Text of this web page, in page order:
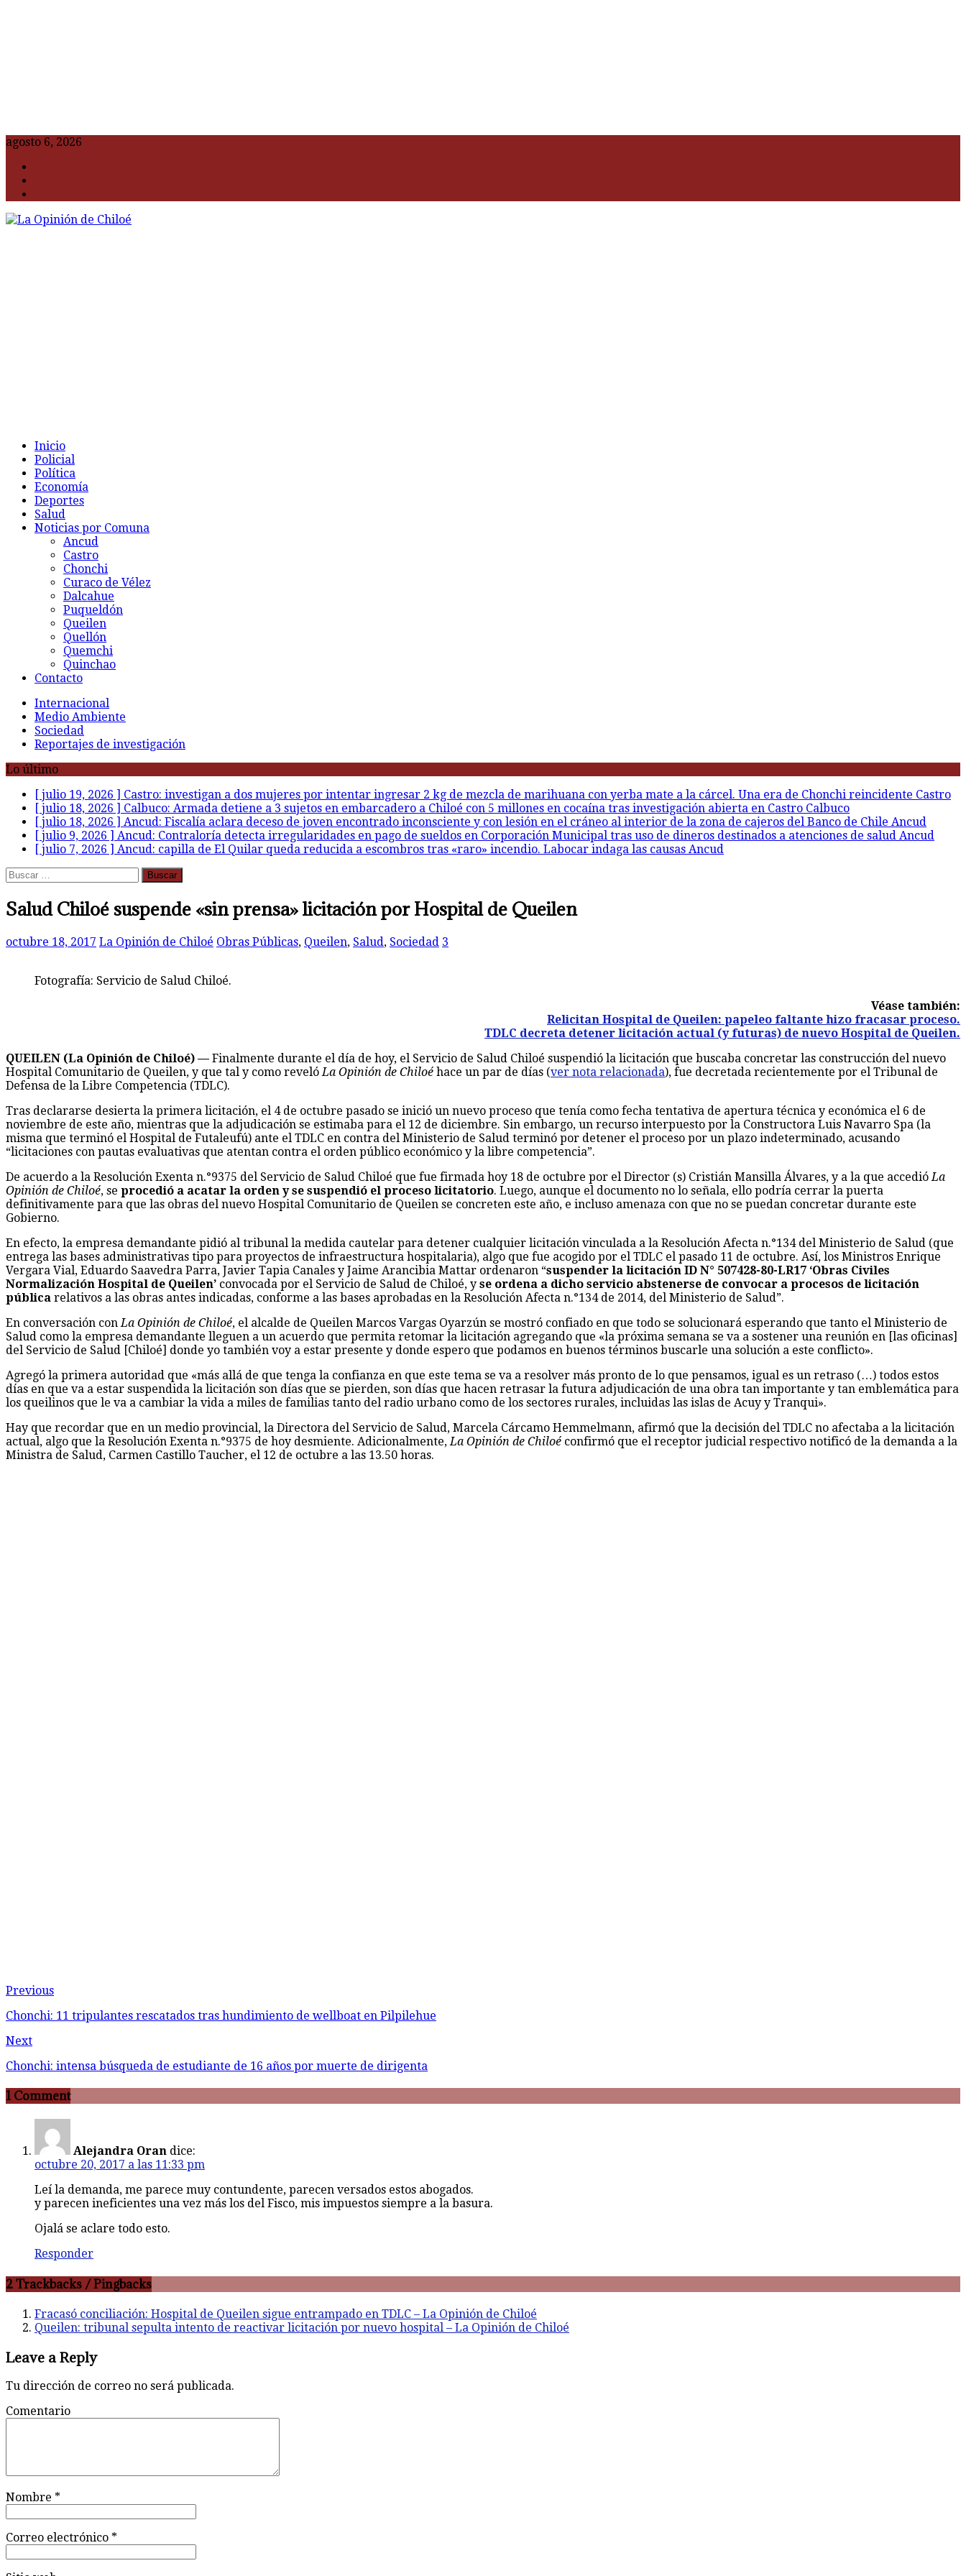
agosto 6, 2026
Inicio
Policial
Política
Economía
Deportes
Salud
Noticias por Comuna
Ancud
Castro
Chonchi
Curaco de Vélez
Dalcahue
Puqueldón
Queilen
Quellón
Quemchi
Quinchao
Contacto
Internacional
Medio Ambiente
Sociedad
Reportajes de investigación
Lo último
[ julio 19, 2026 ] Castro: investigan a dos mujeres por intentar ingresar 2 kg de mezcla de marihuana con yerba mate a la cárcel. Una era de Chonchi reincidente Castro
[ julio 18, 2026 ] Calbuco: Armada detiene a 3 sujetos en embarcadero a Chiloé con 5 millones en cocaína tras investigación abierta en Castro Calbuco
[ julio 18, 2026 ] Ancud: Fiscalía aclara deceso de joven encontrado inconsciente y con lesión en el cráneo al interior de la zona de cajeros del Banco de Chile Ancud
[ julio 9, 2026 ] Ancud: Contraloría detecta irregularidades en pago de sueldos en Corporación Municipal tras uso de dineros destinados a atenciones de salud Ancud
[ julio 7, 2026 ] Ancud: capilla de El Quilar queda reducida a escombros tras «raro» incendio. Labocar indaga las causas Ancud
Buscar:
Salud Chiloé suspende «sin prensa» licitación por Hospital de Queilen
octubre 18, 2017 La Opinión de Chiloé Obras Públicas, Queilen, Salud, Sociedad 3
Fotografía: Servicio de Salud Chiloé.
Véase también:
Relicitan Hospital de Queilen: papeleo faltante hizo fracasar proceso.
TDLC decreta detener licitación actual (y futuras) de nuevo Hospital de Queilen.
QUEILEN (La Opinión de Chiloé) — Finalmente durante el día de hoy, el Servicio de Salud Chiloé suspendió la licitación que buscaba concretar las construcción del nuevo
Hospital Comunitario de Queilen, y que tal y como revelóLa Opinión de Chiloé hace un par de días (ver nota relacionada), fue decretada recientemente por el Tribunal de
Defensa de la Libre Competencia (TDLC).
Tras declararse desierta la primera licitación, el 4 de octubre pasado se inició un nuevo proceso que tenía como fecha tentativa de apertura técnica y económica el 6 de
noviembre de este año, mientras que la adjudicación se estimaba para el 12 de diciembre. Sin embargo, un recurso interpuesto por la Constructora Luis Navarro Spa (la
misma que terminó el Hospital de Futaleufú) ante el TDLC en contra del Ministerio de Salud terminó por detener el proceso por un plazo indeterminado, acusando
“licitaciones con pautas evaluativas que atentan contra el orden público económico y la libre competencia”.
De acuerdo a la Resolución Exenta n.°9375 del Servicio de Salud Chiloé que fue firmada hoy 18 de octubre por el Director (s) Cristián Mansilla Álvares, y a la que accedióLa
Opinión de Chiloé, se procedió a acatar la orden y se suspendió el proceso licitatorio. Luego, aunque el documento no lo señala, ello podría cerrar la puerta
definitivamente para que las obras del nuevo Hospital Comunitario de Queilen se concreten este año, e incluso amenaza con que no se puedan concretar durante este
Gobierno.
En efecto, la empresa demandante pidió al tribunal la medida cautelar para detener cualquier licitación vinculada a la Resolución Afecta n.°134 del Ministerio de Salud (que
entrega las bases administrativas tipo para proyectos de infraestructura hospitalaria), algo que fue acogido por el TDLC el pasado 11 de octubre. Así, los Ministros Enrique
Vergara Vial, Eduardo Saavedra Parra, Javier Tapia Canales y Jaime Arancibia Mattar ordenaron “suspender la licitación ID N° 507428-80-LR17 ‘Obras Civiles
Normalización Hospital de Queilen’ convocada por el Servicio de Salud de Chiloé, y se ordena a dicho servicio abstenerse de convocar a procesos de licitación
pública relativos a las obras antes indicadas, conforme a las bases aprobadas en la Resolución Afecta n.°134 de 2014, del Ministerio de Salud”.
En conversación conLa Opinión de Chiloé, el alcalde de Queilen Marcos Vargas Oyarzún se mostró confiado en que todo se solucionará esperando que tanto el Ministerio de
Salud como la empresa demandante lleguen a un acuerdo que permita retomar la licitación agregando que «la próxima semana se va a sostener una reunión en [las oficinas]
del Servicio de Salud [Chiloé] donde yo también voy a estar presente y donde espero que podamos en buenos términos buscarle una solución a este conflicto».
Agregó la primera autoridad que «más allá de que tenga la confianza en que este tema se va a resolver más pronto de lo que pensamos, igual es un retraso (…) todos estos
días en que va a estar suspendida la licitación son días que se pierden, son días que hacen retrasar la futura adjudicación de una obra tan importante y tan emblemática para
los queilinos que le va a cambiar la vida a miles de familias tanto del radio urbano como de los sectores rurales, incluidas las islas de Acuy y Tranqui».
Hay que recordar que en un medio provincial, la Directora del Servicio de Salud, Marcela Cárcamo Hemmelmann, afirmó que la decisión del TDLC no afectaba a la licitación
actual, algo que la Resolución Exenta n.°9375 de hoy desmiente. Adicionalmente,La Opinión de Chiloé confirmó que el receptor judicial respectivo notificó de la demanda a la
Ministra de Salud, Carmen Castillo Taucher, el 12 de octubre a las 13.50 horas.
Previous
Chonchi: 11 tripulantes rescatados tras hundimiento de wellboat en Pilpilehue
Next
Chonchi: intensa búsqueda de estudiante de 16 años por muerte de dirigenta
1 Comment
Alejandra Oran dice:
octubre 20, 2017 a las 11:33 pm
Leí la demanda, me parece muy contundente, parecen versados estos abogados.
y parecen ineficientes una vez más los del Fisco, mis impuestos siempre a la basura.
Ojalá se aclare todo esto.
Responder
2 Trackbacks / Pingbacks
Fracasó conciliación: Hospital de Queilen sigue entrampado en TDLC – La Opinión de Chiloé
Queilen: tribunal sepulta intento de reactivar licitación por nuevo hospital – La Opinión de Chiloé
Leave a Reply
Tu dirección de correo no será publicada.
Comentario
Nombre *
Correo electrónico *